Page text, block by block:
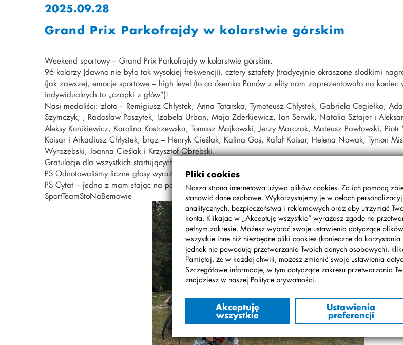
Pliki cookies
Nasza strona internetowa używa plików cookies. Za ich pomocą
stanowić dane osobowe. Wykorzystujemy je w celach
analitycznych, bezpieczeństwa i reklamowych oraz aby utrzymać
konta. Klikając w „Akceptuję wszystkie” wyrażasz zgodę na
pełnym zakresie. Możesz wybrać swoje ustawienia dotyczące
wszystkie inne niż niezbędne pliki cookies (konieczne do korzystania
jednak nie powodują przetwarzania Twoich danych osobowych),
Pamiętaj, że w każdej chwili, możesz zmienić swoje ustawienia
Szczegółowe informacje, w tym dotyczące zakresu przetwarzania
znajdziesz w naszej Polityce prywatności.
Akceptuję
wszystkie
Ustawienia
preferencji
2025.09.28
Grand Prix Parkofrajdy w kolarstwie górskim
Weekend sportowy – Grand Prix Parkofrajdy w kolarstwie górskim.
96 kolarzy (dawno nie było tak wysokiej frekwencji), cztery sztafety (tradycyjnie okraszone słodkimi
(jak zawsze), emocje sportowe – high level (to co ósemka Panów z elity nam zaprezentowało na koniec
indywidualnych to „czapki z głów”)!
Nasi medaliści: złoto – Remigiusz Chłystek, Anna Tatarska, Tymoteusz Chłystek, Gabriela Cegiełka,
Szymczyk, , Radosław Poszytek, Izabela Urban, Maja Zderkiewicz, Jan Serwik, Natalia Sztajer i
Aleksy Konikiewicz, Karolina Kostrzewska, Tomasz Majkowski, Jerzy Marczak, Mateusz Pawłowski,
Koisar i Arkadiusz Chłystek; brąz – Henryk Cieślak, Kalina Goś, Rafał Koisar, Helena Nowak, Tymon
Wyrozębski, Joanna Cieślak i Krzysztof Obrębski.
Gratulacje dla wszystkich startujących!
PS Odnotowaliśmy liczne głosy wyrażające żal z powodu odwołania wiosennych zawodów MTB.
PS Cytat – jedna z mam stając na podium i odbierając medal: „w końcu się udało”!
SportTeamStoNaBemowie